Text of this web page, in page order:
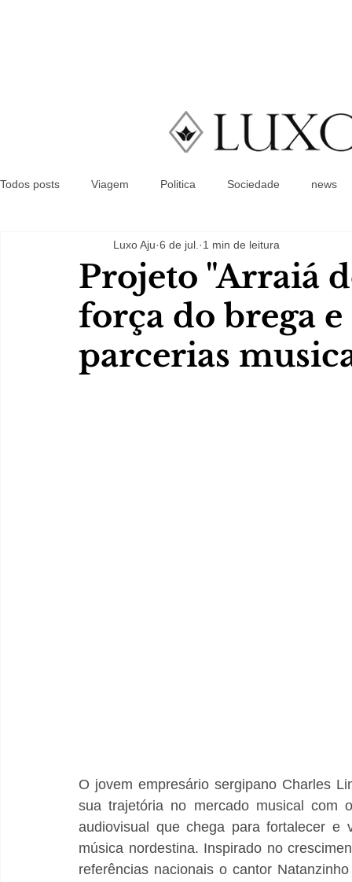
Todos posts Viagem Politica Sociedade news
Projeto "Arraiá
força do brega e
parcerias
Luxo Aju 6 de jul. 1 min de leitura
O jovem empresário sergipano Charles
sua trajetória no mercado musical com
audiovisual que chega para fortalecer e
música nordestina. Inspirado no
referências nacionais o cantor